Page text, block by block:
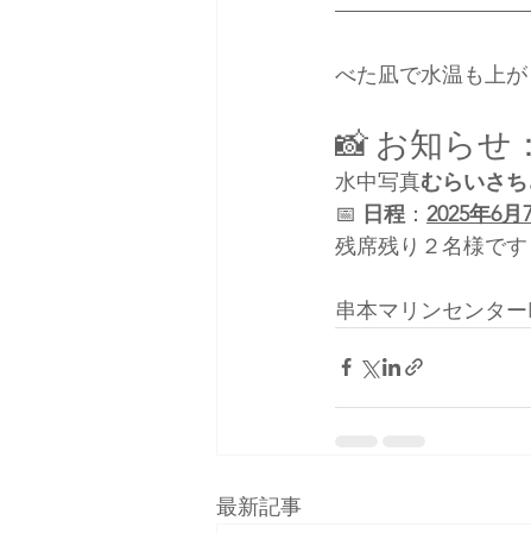
べた凪で水温も上
📸 お知らせ
水中写真むらいさ
📅 日程 ： 2025年6月
残席残り２名様で
串本マリンセンタ
最新記事